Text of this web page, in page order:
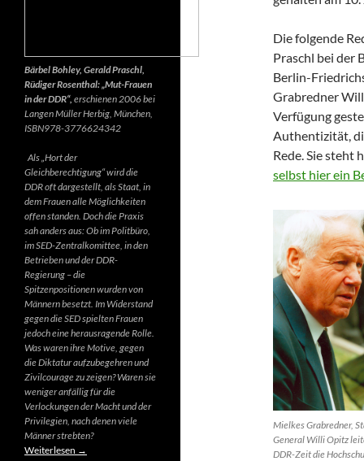
Die folgende
Praschl bei der
Berlin-
Grabredner
Verfügung
Authentizität,
Rede. Sie steht
selbst hier ein
Mielkes Grabredner,
General Willi Opitz
DDR-Zeit die
Bärbel Bohley, Gerald Praschl,
Rüdiger Rosenthal: „Mut-Frauen
in der DDR“, erschienen 2006 bei
Langen Müller Herbig, München,
ISBN978-3776624342
Als „Hort der
Gleichberechtigung“ wird die
DDR oft dargestellt, als Staat, in
dem Frauen alle Möglichkeiten
offen standen. Doch die Praxis
sah anders aus: Ob im Politbüro,
im SED-Zentralkomittee, in den
Betrieben und der DDR-
Regierung – die
Spitzenpositionen wurden von
Männern besetzt. Im Widerstand
gegen die SED spielten Frauen
jedoch eine herausragende Rolle.
Was waren ihre Motive, gegen
die Diktatur aufzubegehren und
Zivilcourage zu zeigen? Waren sie
weniger anfällig für die
Verlockungen der Macht und der
Privilegien, nach denen viele
Männer strebten?
Weiterlesen →